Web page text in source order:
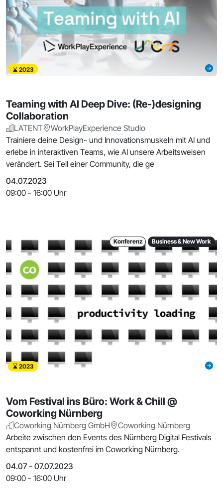
2023
Teaming with AI Deep Dive: (Re-)designing
Collaboration
LATENT
WorkPlayExperience Studio
Trainiere deine Design- und Innovationsmuskeln mit AI und
erlebe in interaktiven Teams, wie AI unsere Arbeitsweisen
verändert. Sei Teil einer Community, die ge
04.07.2023
09:00 - 16:00 Uhr
Konferenz Business & New Work
2023
Vom Festival ins Büro: Work & Chill @
Coworking Nürnberg
Coworking Nürnberg GmbH
Coworking Nürnberg
Arbeite zwischen den Events des Nürnberg Digital Festivals
entspannt und kostenfrei im Coworking Nürnberg.
04.07 - 07.07.2023
09:00 - 16:00 Uhr